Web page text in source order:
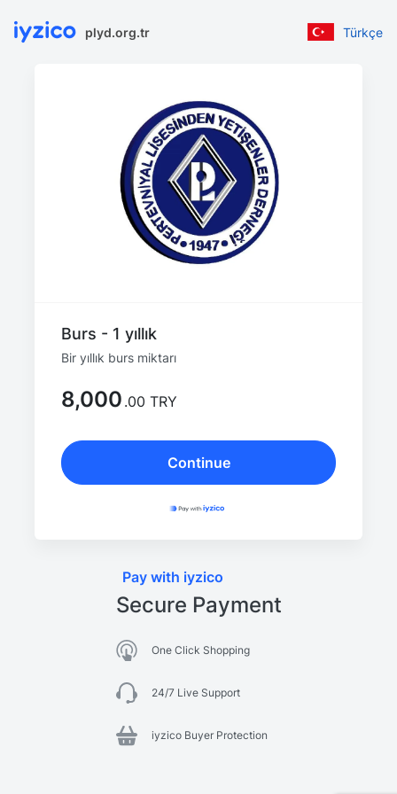
plyd.org.tr Türkçe
Burs - 1 yıllık
Bir yıllık burs miktarı
8,000 .00 TRY
Continue
Pay with iyzico
Secure Payment
One Click Shopping
24/7 Live Support
iyzico Buyer Protection